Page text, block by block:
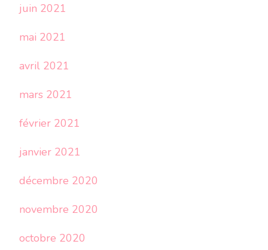
juin 2021
mai 2021
avril 2021
mars 2021
février 2021
janvier 2021
décembre 2020
novembre 2020
octobre 2020